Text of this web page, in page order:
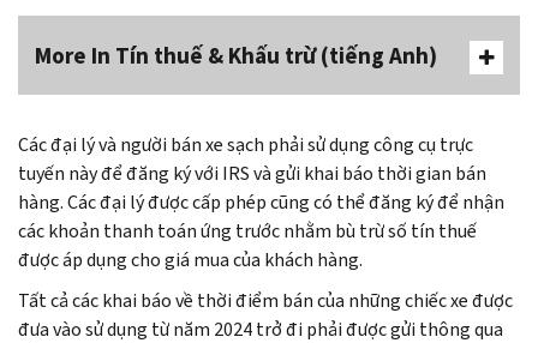
More In Tín thuế & Khấu trừ (tiếng Anh)
Các đại lý và người bán xe sạch phải sử dụng công cụ trực
tuyến này để đăng ký với IRS và gửi khai báo thời gian bán
hàng. Các đại lý được cấp phép cũng có thể đăng ký để nhận
các khoản thanh toán ứng trước nhằm bù trừ số tín thuế
được áp dụng cho giá mua của khách hàng.
Tất cả các khai báo về thời điểm bán của những chiếc xe được
đưa vào sử dụng từ năm 2024 trở đi phải được gửi thông qua